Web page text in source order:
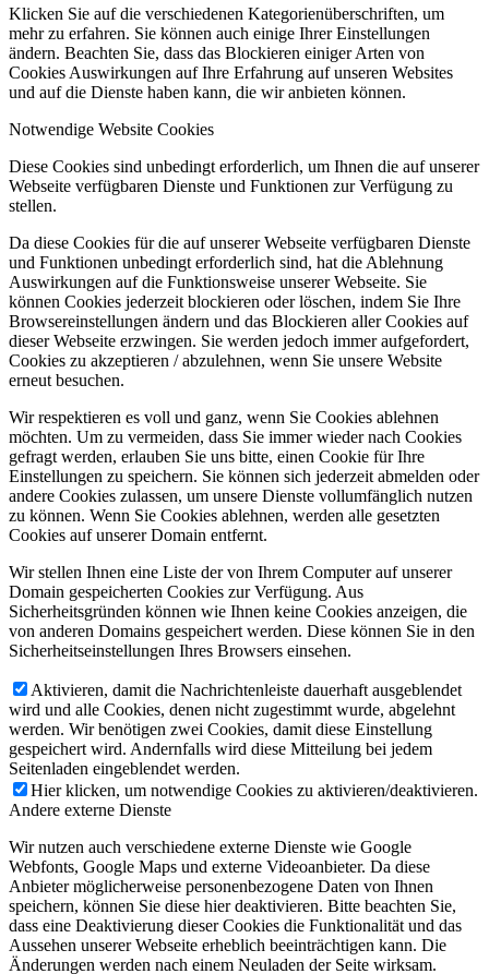
Klicken Sie auf die verschiedenen Kategorienüberschriften, um
mehr zu erfahren. Sie können auch einige Ihrer Einstellungen
ändern. Beachten Sie, dass das Blockieren einiger Arten von
Cookies Auswirkungen auf Ihre Erfahrung auf unseren Websites
und auf die Dienste haben kann, die wir anbieten können.
Notwendige Website Cookies
Diese Cookies sind unbedingt erforderlich, um Ihnen die auf unserer
Webseite verfügbaren Dienste und Funktionen zur Verfügung zu
stellen.
Da diese Cookies für die auf unserer Webseite verfügbaren Dienste
und Funktionen unbedingt erforderlich sind, hat die Ablehnung
Auswirkungen auf die Funktionsweise unserer Webseite. Sie
können Cookies jederzeit blockieren oder löschen, indem Sie Ihre
Browsereinstellungen ändern und das Blockieren aller Cookies auf
dieser Webseite erzwingen. Sie werden jedoch immer aufgefordert,
Cookies zu akzeptieren / abzulehnen, wenn Sie unsere Website
erneut besuchen.
Wir respektieren es voll und ganz, wenn Sie Cookies ablehnen
möchten. Um zu vermeiden, dass Sie immer wieder nach Cookies
gefragt werden, erlauben Sie uns bitte, einen Cookie für Ihre
Einstellungen zu speichern. Sie können sich jederzeit abmelden oder
andere Cookies zulassen, um unsere Dienste vollumfänglich nutzen
zu können. Wenn Sie Cookies ablehnen, werden alle gesetzten
Cookies auf unserer Domain entfernt.
Wir stellen Ihnen eine Liste der von Ihrem Computer auf unserer
Domain gespeicherten Cookies zur Verfügung. Aus
Sicherheitsgründen können wie Ihnen keine Cookies anzeigen, die
von anderen Domains gespeichert werden. Diese können Sie in den
Sicherheitseinstellungen Ihres Browsers einsehen.
Aktivieren, damit die Nachrichtenleiste dauerhaft ausgeblendet
wird und alle Cookies, denen nicht zugestimmt wurde, abgelehnt
werden. Wir benötigen zwei Cookies, damit diese Einstellung
gespeichert wird. Andernfalls wird diese Mitteilung bei jedem
Seitenladen eingeblendet werden.
Hier klicken, um notwendige Cookies zu aktivieren/deaktivieren.
Andere externe Dienste
Wir nutzen auch verschiedene externe Dienste wie Google
Webfonts, Google Maps und externe Videoanbieter. Da diese
Anbieter möglicherweise personenbezogene Daten von Ihnen
speichern, können Sie diese hier deaktivieren. Bitte beachten Sie,
dass eine Deaktivierung dieser Cookies die Funktionalität und das
Aussehen unserer Webseite erheblich beeinträchtigen kann. Die
Änderungen werden nach einem Neuladen der Seite wirksam.